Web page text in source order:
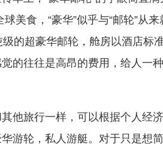
美食，“豪华”似乎与“邮轮”从
的超豪华邮轮，舱房以酒店标
的往往是高昂的费用，给人一
他旅行一样，可以根据个人经
游轮，私人游艇。对于只是想